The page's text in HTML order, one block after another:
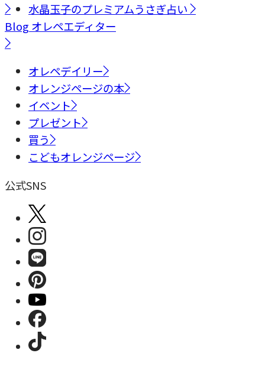
水晶玉子のプレミアムうさぎ占い
Blog オレペエディター
オレペデイリー
オレンジページの本
イベント
プレゼント
買う
こどもオレンジページ
公式SNS